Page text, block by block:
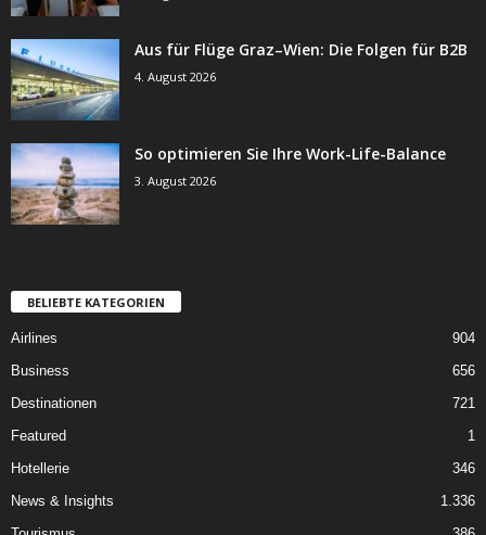
Aus für Flüge Graz–Wien: Die Folgen für B2B
4. August 2026
So optimieren Sie Ihre Work-Life-Balance
3. August 2026
BELIEBTE KATEGORIEN
Airlines
904
Business
656
Destinationen
721
Featured
1
Hotellerie
346
News & Insights
1.336